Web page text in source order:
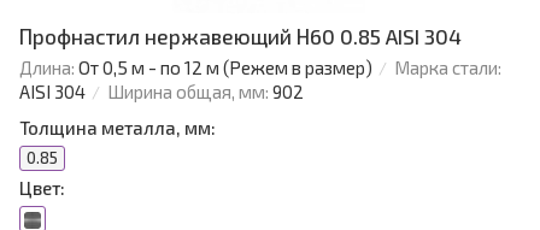
Профнастил нержавеющий Н60 0.85 AISI 304
Длина: От 0,5 м - по 12 м (Режем в размер)
Марка стали:
AISI 304
Ширина общая, мм: 902
Толщина металла, мм:
0.85
Цвет: